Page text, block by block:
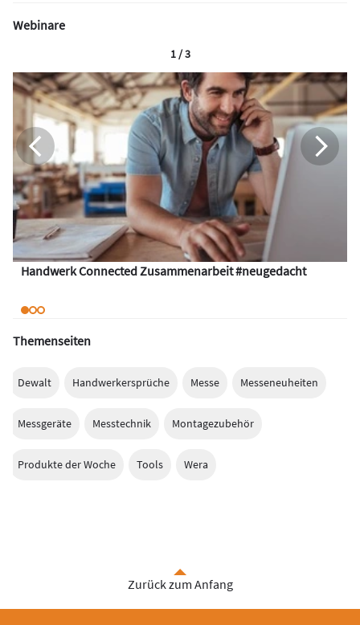
Webinare
Handwerk Connected Zusammenarbeit #neugedacht
1 / 3
Themenseiten
Dewalt Handwerkersprüche Messe Messeneuheiten
Messgeräte Messtechnik Montagezubehör
Produkte der Woche Tools Wera
Zurück zum Anfang